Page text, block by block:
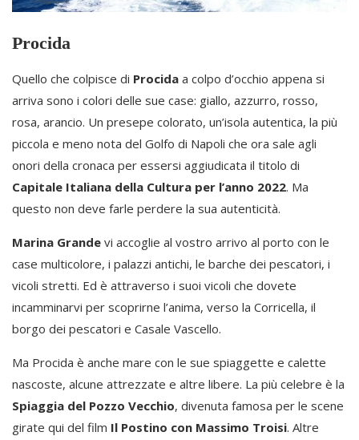
Procida
Quello che colpisce di Procida a colpo d’occhio appena si
arriva sono i colori delle sue case: giallo, azzurro, rosso,
rosa, arancio. Un presepe colorato, un’isola autentica, la più
piccola e meno nota del Golfo di Napoli che ora sale agli
onori della cronaca per essersi aggiudicata il titolo di
Capitale Italiana della Cultura per l’anno 2022. Ma
questo non deve farle perdere la sua autenticità.
Marina Grande vi accoglie al vostro arrivo al porto con le
case multicolore, i palazzi antichi, le barche dei pescatori, i
vicoli stretti. Ed è attraverso i suoi vicoli che dovete
incamminarvi per scoprirne l’anima, verso la Corricella, il
borgo dei pescatori e Casale Vascello.
Ma Procida è anche mare con le sue spiaggette e calette
nascoste, alcune attrezzate e altre libere. La più celebre è la
Spiaggia del Pozzo Vecchio, divenuta famosa per le scene
girate qui del film Il Postino con Massimo Troisi. Altre